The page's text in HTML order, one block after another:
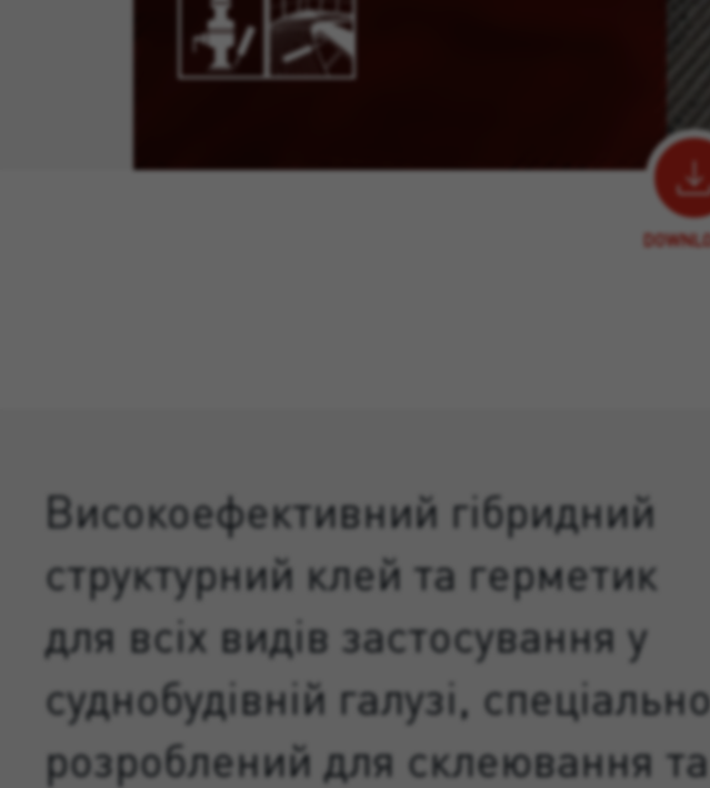
Високоефективний гібридний
структурний клей та герметик
для всіх видів застосування у
суднобудівній галузі, спеціально
розроблений для склеювання та